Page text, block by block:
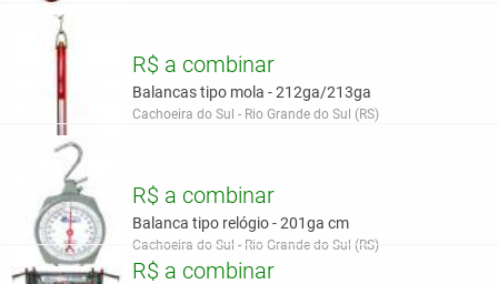
R$ a combinar
Balancas tipo mola - 212ga/213ga
Cachoeira do Sul - Rio Grande do Sul (RS)
R$ a combinar
Balanca tipo relógio - 201ga cm
Cachoeira do Sul - Rio Grande do Sul (RS)
R$ a combinar